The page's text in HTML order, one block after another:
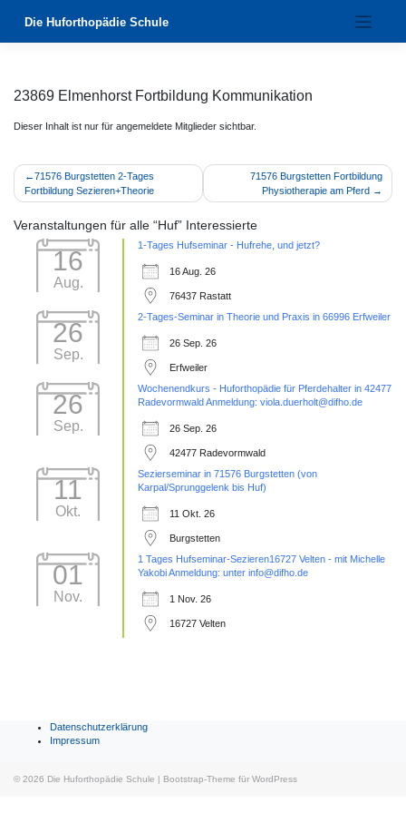
Die Huforthopädie Schule
23869 Elmenhorst Fortbildung Kommunikation
Dieser Inhalt ist nur für angemeldete Mitglieder sichtbar.
Beitragsnavigation
71576 Burgstetten 2-Tages
Fortbildung Sezieren+Theorie
71576 Burgstetten Fortbildung
Physiotherapie am Pferd
Veranstaltungen für alle “Huf” Interessierte
16
Aug.
1-Tages Hufseminar - Hufrehe, und jetzt?
16 Aug. 26
76437 Rastatt
26
Sep.
2-Tages-Seminar in Theorie und Praxis in 66996 Erfweiler
26 Sep. 26
Erfweiler
26
Sep.
Wochenendkurs - Huforthopädie für Pferdehalter in 42477
Radevormwald Anmeldung: viola.duerholt@difho.de
26 Sep. 26
42477 Radevormwald
11
Okt.
Sezierseminar in 71576 Burgstetten (von
Karpal/Sprunggelenk bis Huf)
11 Okt. 26
Burgstetten
01
Nov.
1 Tages Hufseminar-Sezieren16727 Velten - mit Michelle
Yakobi Anmeldung: unter info@difho.de
1 Nov. 26
16727 Velten
Datenschutzerklärung
Impressum
© 2026 Die Huforthopädie Schule | Bootstrap-Theme für WordPress